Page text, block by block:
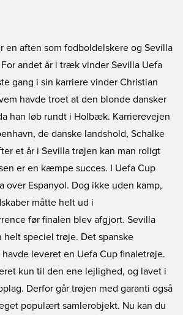
en aften som fodboldelskere og Sevilla
andet år i træk vinder Sevilla Uefa
gang i sin karriere vinder Christian
havde troet at den blonde dansker
han løb rundt i Holbæk. Karrierevejen
de danske landshold, Schalke
et år i Sevilla trøjen kan man roligt
er en kæmpe succes. I Uefa Cup
over Espanyol. Dog ikke uden kamp,
måtte helt ud i
før finalen blev afgjort. Sevilla
helt speciel trøje. Det spanske
leveret en Uefa Cup finaletrøje.
kun til den ene lejlighed, og lavet i
Derfor går trøjen med garanti også
populært samlerobjekt. Nu kan du